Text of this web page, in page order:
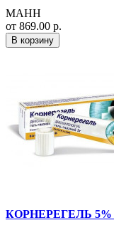
МАНН
от 869.00 р.
В корзину
КОРНЕРЕГЕЛЬ 5%